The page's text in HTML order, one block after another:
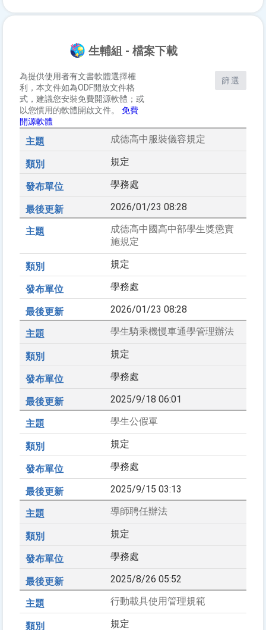
生輔組 - 檔案下載
為提供使用者有文書軟體選擇權
利，本文件如為ODF開放文件格
式，建議您安裝免費開源軟體；或
以您慣用的軟體開啟文件。 免費
開源軟體
篩選
成德高中服裝儀容規定
規定
學務處
2026/01/23 08:28
成德高中國高中部學生獎懲實
施規定
規定
學務處
2026/01/23 08:28
學生騎乘機慢車通學管理辦法
規定
學務處
2025/9/18 06:01
學生公假單
規定
學務處
2025/9/15 03:13
導師聘任辦法
規定
學務處
2025/8/26 05:52
行動載具使用管理規範
規定